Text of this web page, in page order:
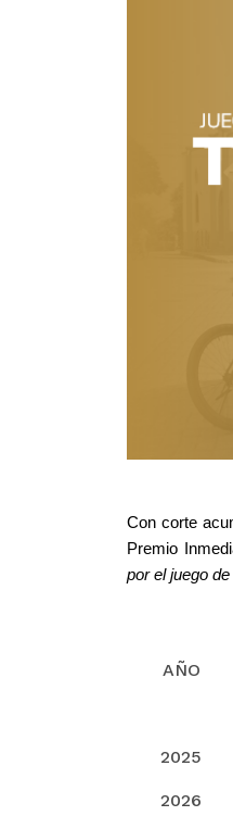
Con corte
Premio
por el juego
AÑO
2025
2026